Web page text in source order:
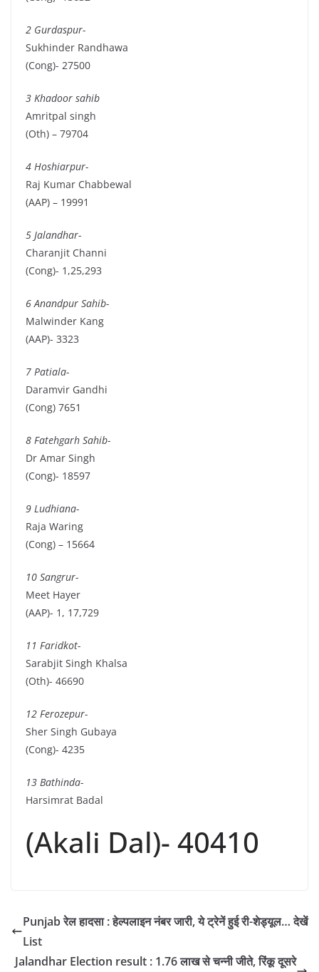
2 Gurdaspur-
Sukhinder Randhawa
(Cong)- 27500
3 Khadoor sahib
Amritpal singh
(Oth) – 79704
4 Hoshiarpur-
Raj Kumar Chabbewal
(AAP) – 19991
5 Jalandhar-
Charanjit Channi
(Cong)- 1,25,293
6 Anandpur Sahib-
Malwinder Kang
(AAP)- 3323
7 Patiala-
Daramvir Gandhi
(Cong) 7651
8 Fatehgarh Sahib-
Dr Amar Singh
(Cong)- 18597
9 Ludhiana-
Raja Waring
(Cong) – 15664
10 Sangrur-
Meet Hayer
(AAP)- 1, 17,729
11 Faridkot-
Sarabjit Singh Khalsa
(Oth)- 46690
12 Ferozepur-
Sher Singh Gubaya
(Cong)- 4235
13 Bathinda-
Harsimrat Badal
(Akali Dal)- 40410
Punjab रेल हादसा : हेल्पलाइन नंबर जारी, ये ट्रेनें हुई री-शेड्यूल… देखें
List
Jalandhar Election result : 1.76 लाख से चन्नी जीते, रिंकू दूसरे